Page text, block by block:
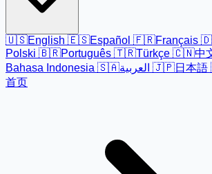
🇺🇸English 🇪🇸Español 🇫🇷Français
Polski 🇧🇷Português 🇹🇷Türkçe 🇨🇳中
Bahasa Indonesia 🇸🇦 🇯🇵日本語
首页